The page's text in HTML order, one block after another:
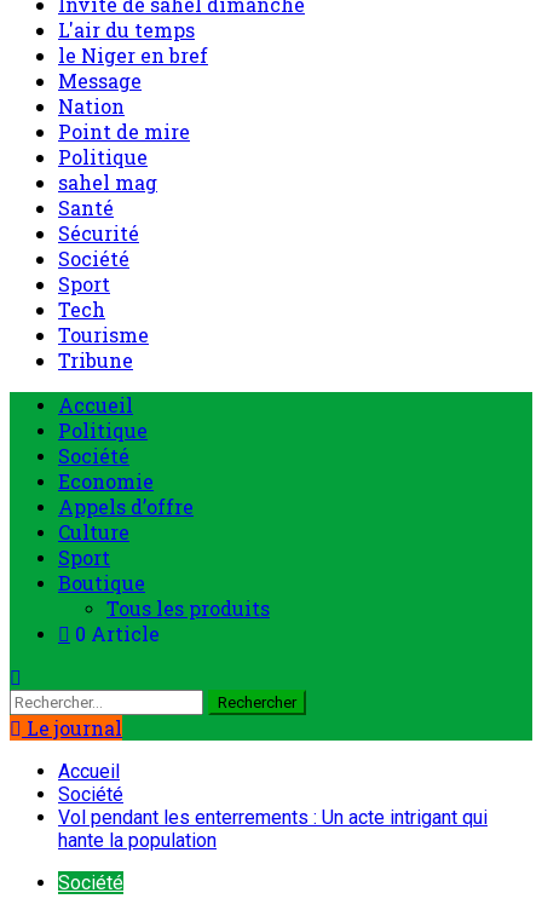
L'air du temps
le Niger en bref
Message
Nation
Point de mire
Politique
sahel mag
Santé
Sécurité
Société
Sport
Tech
Tourisme
Tribune
Accueil
Politique
Société
Economie
Appels d’offre
Culture
Sport
Boutique
Tous les produits
0 Article
Le journal
Accueil
Société
Vol pendant les enterrements : Un acte intrigant qui
hante la population
Société